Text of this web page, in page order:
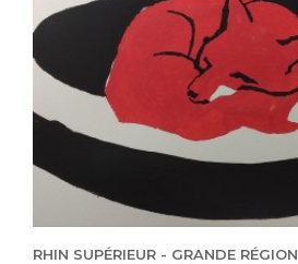
RHIN SUPÉRIEUR - GRANDE RÉGION